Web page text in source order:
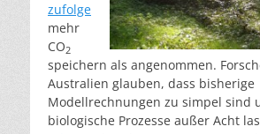
zufolge
mehr
CO2
speichern als angenommen.
Australien glauben, dass bisherige
Modellrechnungen zu simpel sind
biologische Prozesse außer Acht